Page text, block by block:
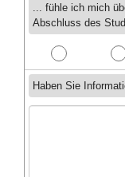
... fühle ich mich
Abschluss des
Haben Sie